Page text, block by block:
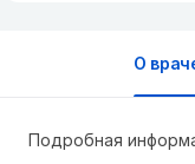
О
Подробная